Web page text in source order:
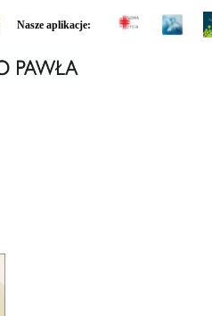
Nasze aplikacje: